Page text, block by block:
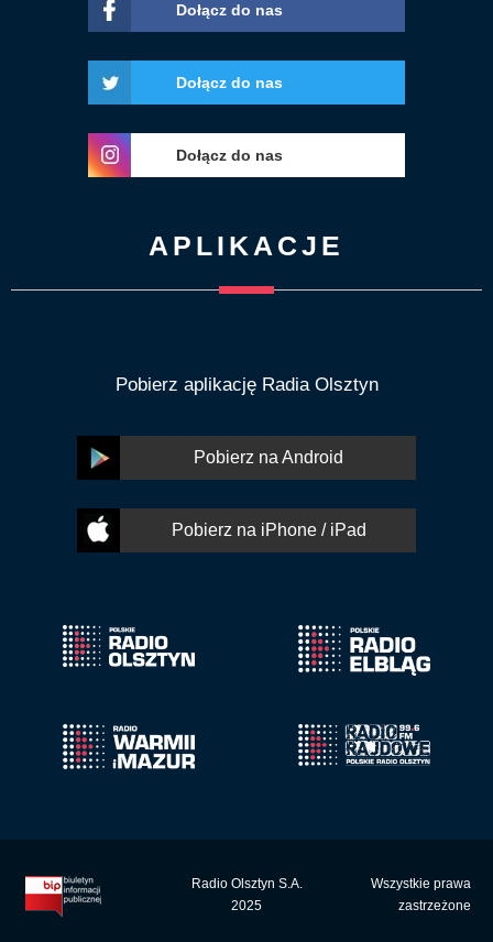
Dołącz do nas
Dołącz do nas
Dołącz do nas
APLIKACJE
Pobierz aplikację Radia Olsztyn
Pobierz na Android
Pobierz na iPhone / iPad
Radio Olsztyn S.A.
2025
Wszystkie prawa
zastrzeżone